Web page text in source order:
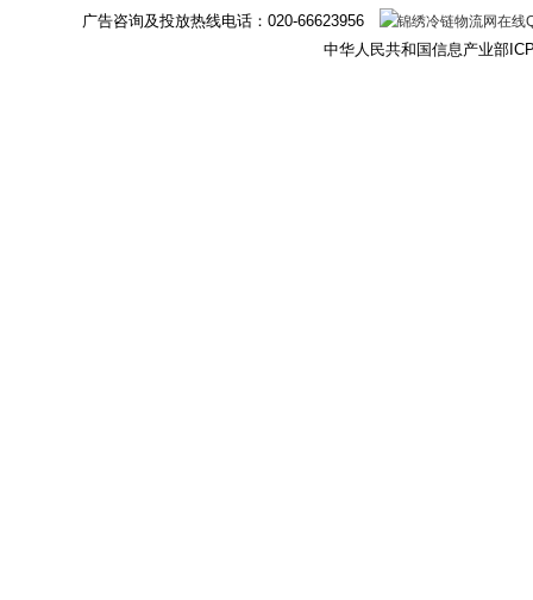
广告咨询及投放热线电话：020-66623956
中华人民共和国信息产业部